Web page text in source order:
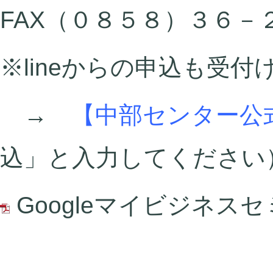
FAX（０８５８）３６－
※lineからの申込も受付
→
【中部センター
込」と入力してください
Googleマイビジネス